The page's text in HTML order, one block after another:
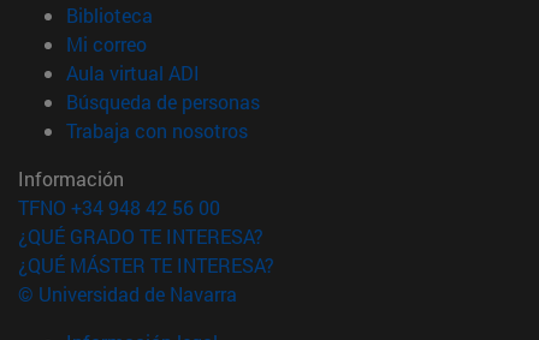
Biblioteca
Mi correo(abre en nueva ventana)
Aula virtual ADI
Búsqueda de personas(abre en nueva ventana)
Trabaja con nosotros(abre en nueva ventana)
Información
TFNO +34 948 42 56 00
¿QUÉ GRADO TE INTERESA?
¿QUÉ MÁSTER TE INTERESA?
© Universidad de Navarra